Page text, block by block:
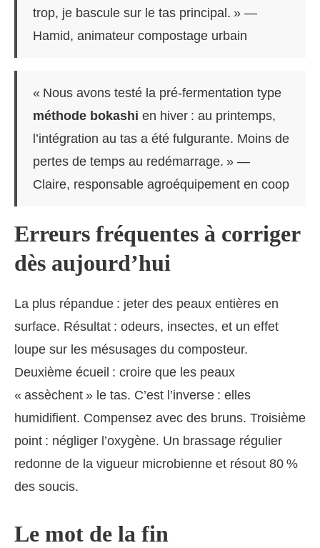
trop, je bascule sur le tas principal. » —
Hamid, animateur compostage urbain
« Nous avons testé la pré-fermentation type
méthode bokashi en hiver : au printemps,
l’intégration au tas a été fulgurante. Moins de
pertes de temps au redémarrage. » —
Claire, responsable agroéquipement en coop
Erreurs fréquentes à corriger
dès aujourd’hui
La plus répandue : jeter des peaux entières en
surface. Résultat : odeurs, insectes, et un effet
loupe sur les mésusages du composteur.
Deuxième écueil : croire que les peaux
« assèchent » le tas. C’est l’inverse : elles
humidifient. Compensez avec des bruns. Troisième
point : négliger l’oxygène. Un brassage régulier
redonne de la vigueur microbienne et résout 80 %
des soucis.
Le mot de la fin